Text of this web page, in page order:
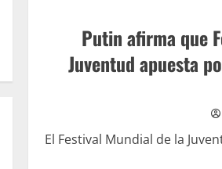
Putin afirma que
Juventud apuesta
El Festival Mundial de la